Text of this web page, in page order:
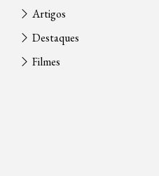
Artigos
Destaques
Filmes